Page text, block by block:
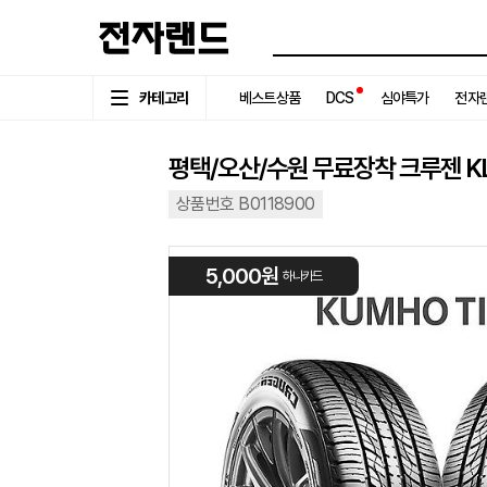
카테고리 베스트상품 DCS 심야특가 전자
평택/오산/수원 무료장착 크루젠
상품번호 B0118900
5,000원 하나카드